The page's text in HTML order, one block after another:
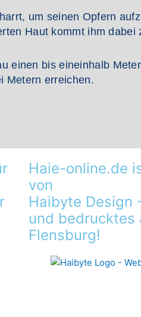
um seinen Opfern
Haut kommt ihm dabei
einen bis eineinhalb
Metern erreichen.
Haie-online.de
von
Haibyte Design
und bedrucktes
Flensburg!